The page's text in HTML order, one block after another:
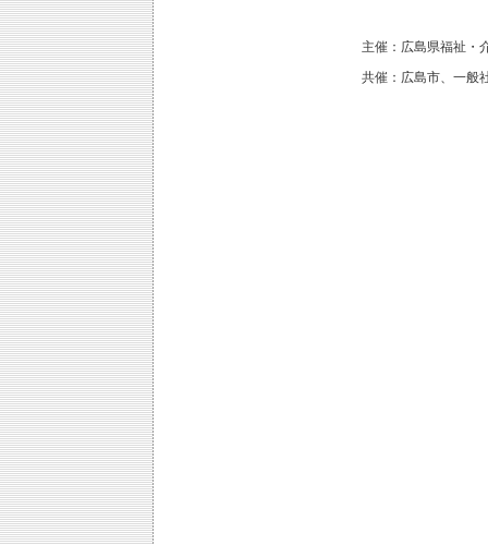
主催：広島県福祉・
共催：広島市、一